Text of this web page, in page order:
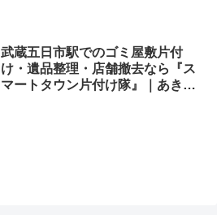
武蔵五日市駅でのゴミ屋敷片付
け・遺品整理・店舗撤去なら『ス
マートタウン片付け隊』｜あきる